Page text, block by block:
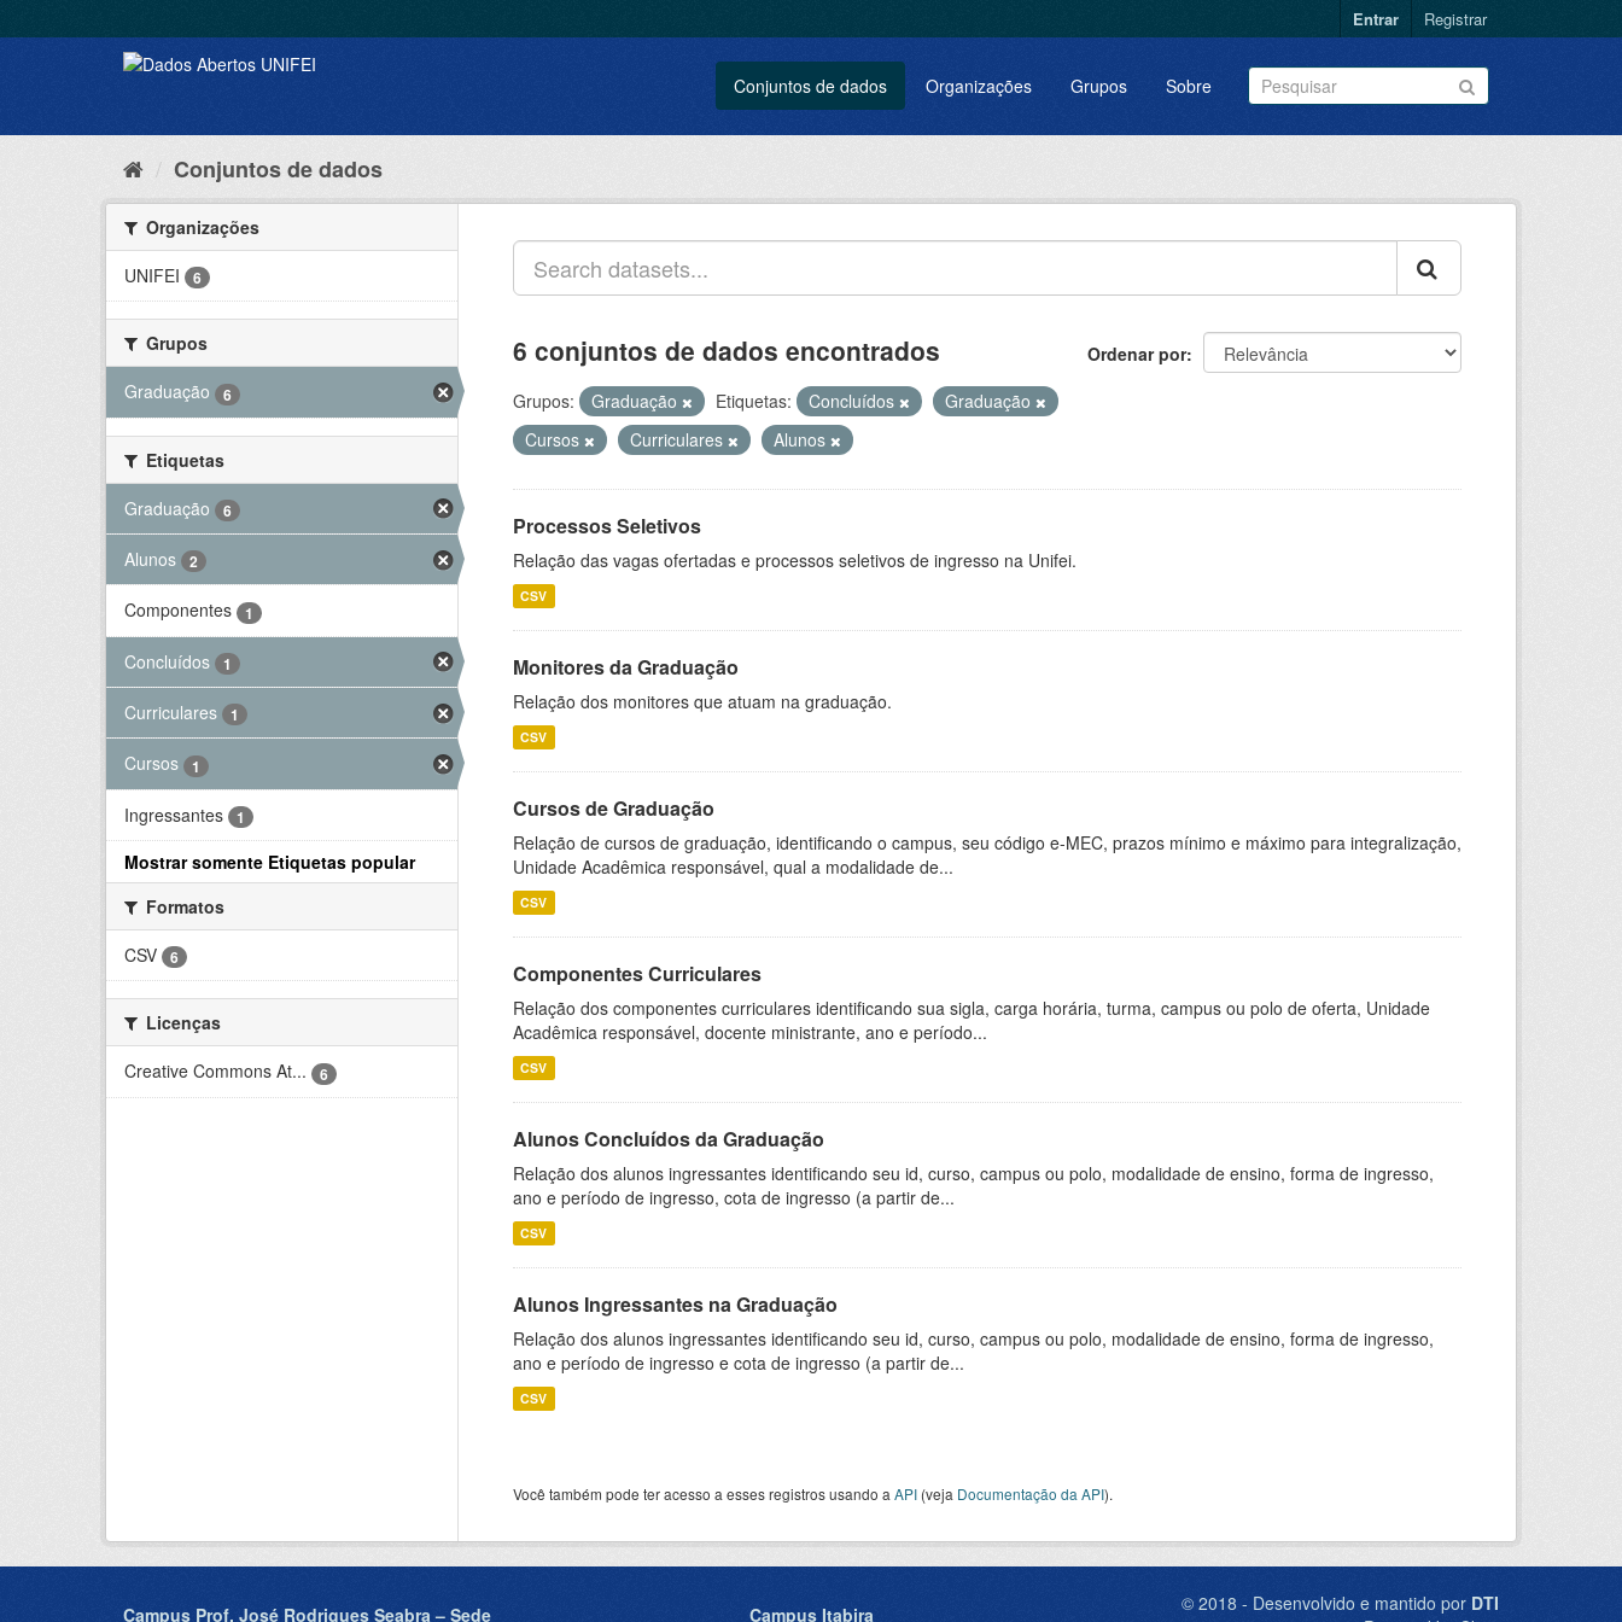
Entrar Registrar
Conjuntos de dados Organizações Grupos Sobre
Conjuntos de dados
Organizações
UNIFEI
6
Grupos
Graduação
6
Etiquetas
Graduação
6
Alunos 2
Componentes 1
Concluídos 1
Curriculares 1
Cursos 1
Ingressantes 1
Mostrar somente Etiquetas popular
Formatos
CSV
6
Licenças
Creative Commons At...
6
Ordenar por
6 conjuntos de dados encontrados
Grupos: Graduação Etiquetas: Concluídos
Graduação
Cursos
Curriculares Alunos
Processos Seletivos
Relação das vagas ofertadas e processos seletivos de ingresso na Unifei.
CSV
Monitores da Graduação
Relação dos monitores que atuam na graduação.
CSV
Cursos de Graduação
Relação de cursos de graduação, identificando o campus, seu código e-MEC, prazos mínimo e máximo para integralização,
Unidade Acadêmica responsável, qual a modalidade de...
CSV
Componentes Curriculares
Relação dos componentes curriculares identificando sua sigla, carga horária, turma, campus ou polo de oferta, Unidade
Acadêmica responsável, docente ministrante, ano e período...
CSV
Alunos Concluídos da Graduação
Relação dos alunos ingressantes identificando seu id, curso, campus ou polo, modalidade de ensino, forma de ingresso,
ano e período de ingresso, cota de ingresso (a partir de...
CSV
Alunos Ingressantes na Graduação
Relação dos alunos ingressantes identificando seu id, curso, campus ou polo, modalidade de ensino, forma de ingresso,
ano e período de ingresso e cota de ingresso (a partir de...
CSV
Você também pode ter acesso a esses registros usando a API (veja Documentação da API).
Campus Prof. José Rodrigues Seabra – Sede Campus Itabira © 2018 - Desenvolvido e mantido por DTI